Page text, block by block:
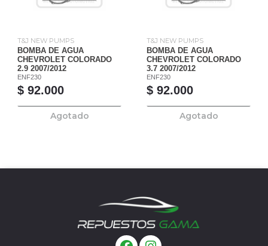
T&J NEW PUMPS
BOMBA DE AGUA
CHEVROLET COLORADO
2.9 2007/2012
ENF230
$ 92.000
Agotado
T&J NEW PUMPS
BOMBA DE AGUA
CHEVROLET COLORADO
3.7 2007/2012
ENF230
$ 92.000
Agotado